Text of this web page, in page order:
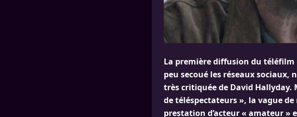
La première diffusion du téléfilm
peu secoué les réseaux
très critiquée de David Hallyday.
de téléspectateurs », la vague
prestation d’acteur « amateur »